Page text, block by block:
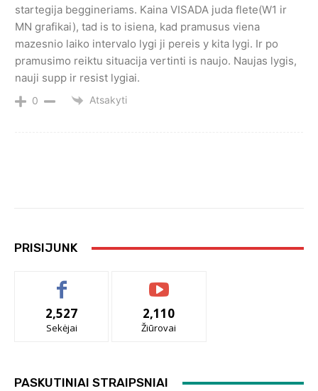
startegija beggineriams. Kaina VISADA juda flete(W1 ir
MN grafikai), tad is to isiena, kad pramusus viena
mazesnio laiko intervalo lygi ji pereis y kita lygi. Ir po
pramusimo reiktu situacija vertinti is naujo. Naujas lygis,
nauji supp ir resist lygiai.
0 Atsakyti
PRISIJUNK
2,527
Sekėjai
2,110
Žiūrovai
PASKUTINIAI STRAIPSNIAI